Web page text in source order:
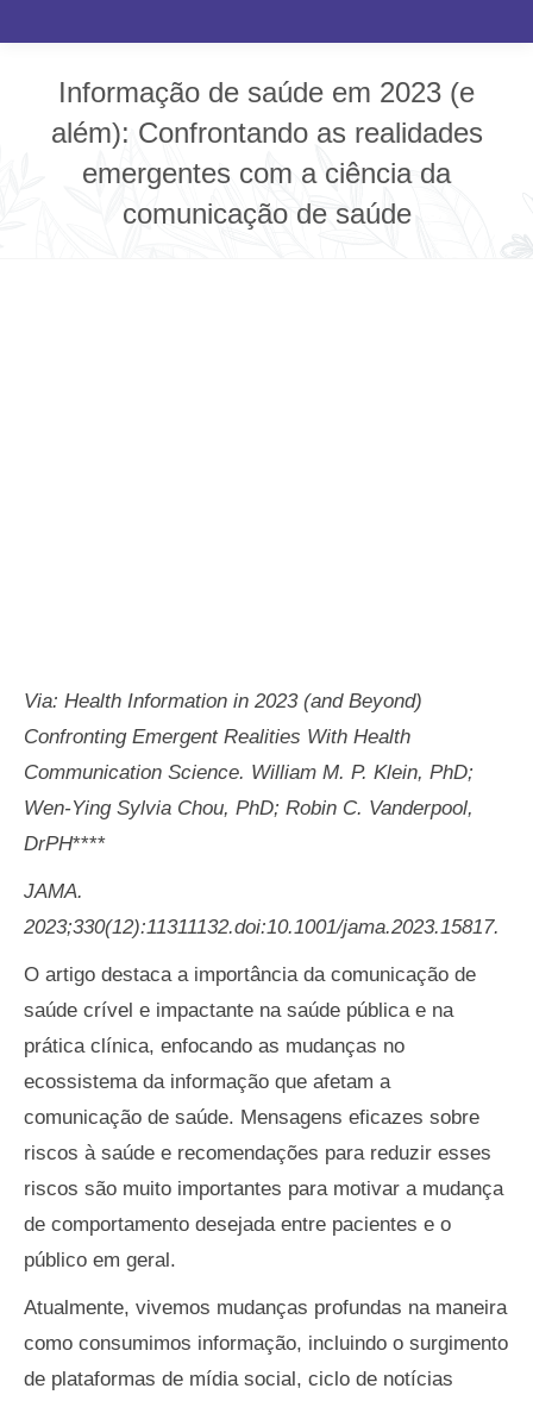
Informação de saúde em 2023 (e
além): Confrontando as realidades
emergentes com a ciência da
comunicação de saúde
Via: Health Information in 2023 (and Beyond)
Confronting Emergent Realities With Health
Communication Science. William M. P. Klein, PhD;
Wen-Ying Sylvia Chou, PhD; Robin C. Vanderpool,
DrPH****
JAMA.
2023;330(12):11311132.doi:10.1001/jama.2023.15817.
O artigo destaca a importância da comunicação de
saúde crível e impactante na saúde pública e na
prática clínica, enfocando as mudanças no
ecossistema da informação que afetam a
comunicação de saúde. Mensagens eficazes sobre
riscos à saúde e recomendações para reduzir esses
riscos são muito importantes para motivar a mudança
de comportamento desejada entre pacientes e o
público em geral.
Atualmente, vivemos mudanças profundas na maneira
como consumimos informação, incluindo o surgimento
de plataformas de mídia social, ciclo de notícias